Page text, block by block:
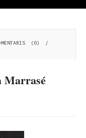
(0) /
Marrasé